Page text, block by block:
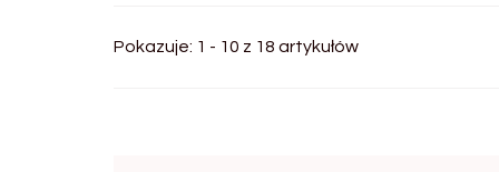
Pokazuje: 1 - 10 z 18 artykułów